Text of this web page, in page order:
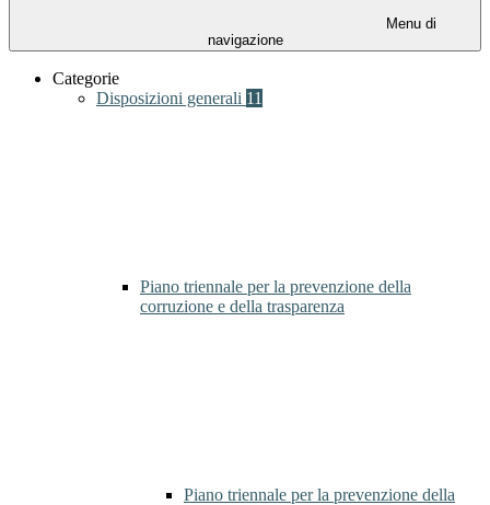
Menu di
navigazione
Categorie
Disposizioni generali 11
Piano triennale per la prevenzione della
corruzione e della trasparenza
Piano triennale per la prevenzione della